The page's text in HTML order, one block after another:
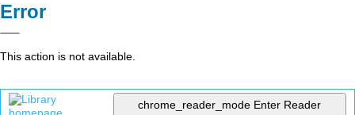
Error
This action is not available.
chrome_reader_mode Enter Reader